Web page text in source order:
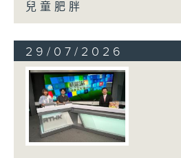
兒童肥胖
29/07/2026